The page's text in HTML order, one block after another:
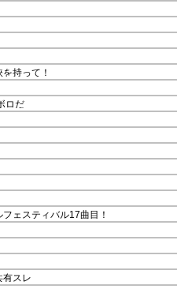
持って！
ロだ
ェスティバル17曲目！
有スレ